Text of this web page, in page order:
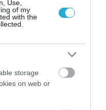
Use,
of my
with the
storage
on web or
εξαγωγές προς τη
το πρώτο
πρόσημο,
Σύμφωνα με
Εξαγωγέων «το
να θεωρηθεί